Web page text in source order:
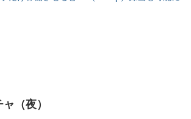
（夜）